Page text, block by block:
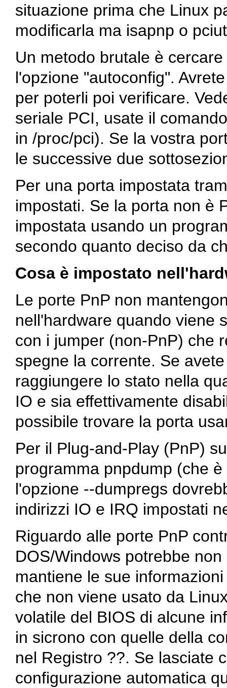
situazione prima che Linux
modificarla ma isapnp o
Un metodo brutale è
l'opzione "autoconfig".
per poterli poi verificare.
seriale PCI, usate il
in /proc/pci). Se la vostra
le successive due
Per una porta impostata
impostati. Se la porta non è
impostata usando un
secondo quanto deciso da
Cosa è impostato
Le porte PnP non
nell'hardware quando viene
con i jumper (non-PnP) che
spegne la corrente. Se
raggiungere lo stato nella
IO e sia effettivamente
possibile trovare la porta
Per il Plug-and-Play (PnP)
programma pnpdump (che
l'opzione --dumpregs
indirizzi IO e IRQ impostati
Riguardo alle porte PnP
DOS/Windows potrebbe
mantiene le sue
che non viene usato da
volatile del BIOS di alcune
in sicrono con quelle della
nel Registro ??. Se lasciate
configurazione automatica